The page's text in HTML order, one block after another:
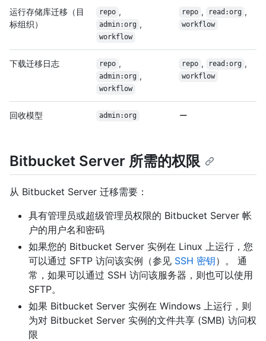
运行存储库迁移（目
标组织）
repo ,
admin:org ,
workflow
repo , read:org ,
workflow
下载迁移日志 repo ,
admin:org ,
workflow
repo , read:org ,
workflow
回收模型 admin:org
Bitbucket Server 所需的权限
从 Bitbucket Server 迁移需要：
具有管理员或超级管理员权限的 Bitbucket Server 帐
户的用户名和密码
如果您的 Bitbucket Server 实例在 Linux 上运行，您
可以通过 SFTP 访问该实例（参见 SSH 密钥）。 通
常，如果可以通过 SSH 访问该服务器，则也可以使用
SFTP。
如果 Bitbucket Server 实例在 Windows 上运行，则
为对 Bitbucket Server 实例的文件共享 (SMB) 访问权
限